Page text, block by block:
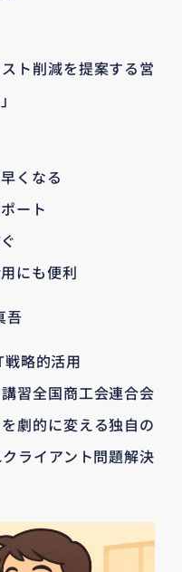
ト削減を提案する営
くなる
ート
にも便利
吾
略的活用
習全国商工会連合会
劇的に変える独自の
ライアント問題解決